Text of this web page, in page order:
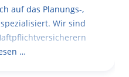
auf das Planungs-,
Wir sind
…